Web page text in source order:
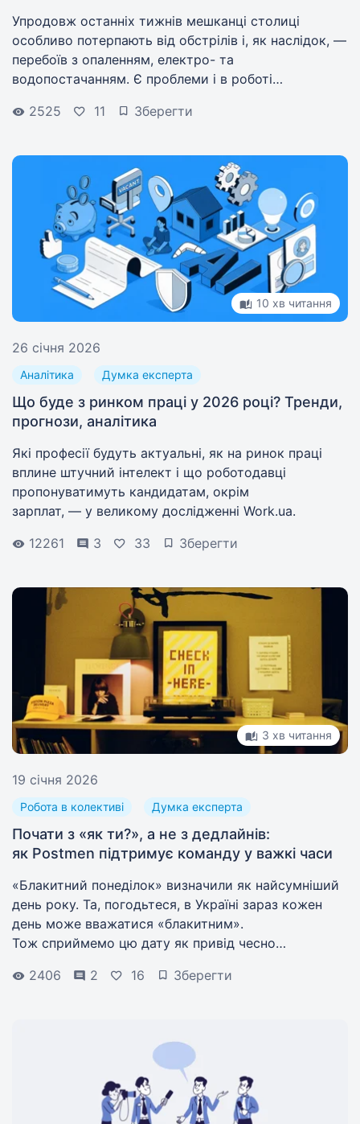
Упродовж останніх тижнів мешканці столиці
особливо потерпають від обстрілів і, як наслідок, —
перебоїв з опаленням, електро- та
водопостачанням. Є проблеми і в роботі
працює, а й підтримує співробітників?
2525 11 Зберегти
10 хв читання
26 січня 2026
Аналітика Думка експерта
Що буде з ринком праці у 2026 році? Тренди,
прогнози, аналітика
Які професії будуть актуальні, як на ринок праці
вплине штучний інтелект і що роботодавці
пропонуватимуть кандидатам, окрім
зарплат, — у великому дослідженні Work.ua.
12261
3 33 Зберегти
3 хв читання
19 січня 2026
Робота в колективі Думка експерта
Почати з «як ти?», а не з дедлайнів:
як Postmen підтримує команду у важкі часи
«Блакитний понеділок» визначили як найсумніший
день року. Та, погодьтеся, в Україні зараз кожен
день може вважатися «блакитним».
Тож сприймемо цю дату як привід чесно
що реально працює.
2406 2 16 Зберегти